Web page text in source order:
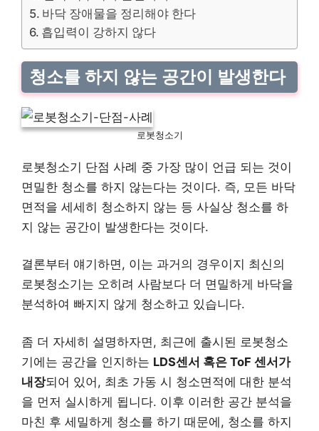
바닥 장애물을 정리해야 한다
흡입력이 강하지 않다
청소를 하지 않는 공간이 발생한다
로봇청소기
로봇청소기 단점 사례 중 가장 많이 언급 되는 것이
면밀한 청소를 하지 않는다는 것이다. 즉, 모든 바닥
면적을 세세히 청소하지 않는 등 사실상 청소를 하
지 않는 공간이 발생한다는 것이다.
결론부터 얘기하면, 이는 과거의 경우이지 최신의
로봇청소기는 오히려 사람보다 더 면밀하게 바닥을
분석하여 빠지지 않게 청소하고 있습니다.
좀 더 자세히 설명하자면, 최근에 출시된 로봇청소
기에는 공간을 인지하는 LDS센서 혹은 ToF 센서가
내장되어 있어, 최초 가동 시 청소면적에 대한 분석
을 먼저 실시하게 됩니다. 이후 이러한 공간 분석을
마친 후 세밀하게 청소를 하기 때문에, 청소를 하지